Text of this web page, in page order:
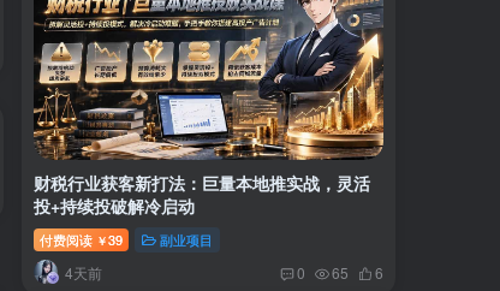
小红书卖虚拟产品：音乐优盘，1个月稳挣1-3万 美女套图1TB，花了188买来的
财税行业获客新打法：巨量本地推实战，灵活
投+持续投破解冷启动
付费阅读 ￥39 副业项目
4天前 0 65 6